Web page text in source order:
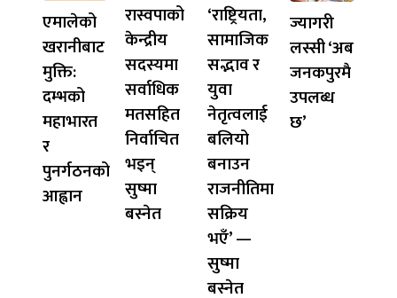
एमालेको
खरानीबाट
मुक्ति:
दम्भको
महाभारत
र
पुनर्गठनको
आह्वान
रास्वपाको
केन्द्रीय
सदस्यमा
सर्वाधिक
मतसहित
निर्वाचित
भइन्
सुष्मा
बस्नेत
‘राष्ट्रियता,
सामाजिक
सद्भाव र
युवा
नेतृत्वलाई
बलियो
बनाउन
राजनीतिमा
सक्रिय
भएँ’ —
सुष्मा
बस्नेत
ज्यागरी
लस्सी ‘अब
जनकपुरमै
उपलब्ध
छ’